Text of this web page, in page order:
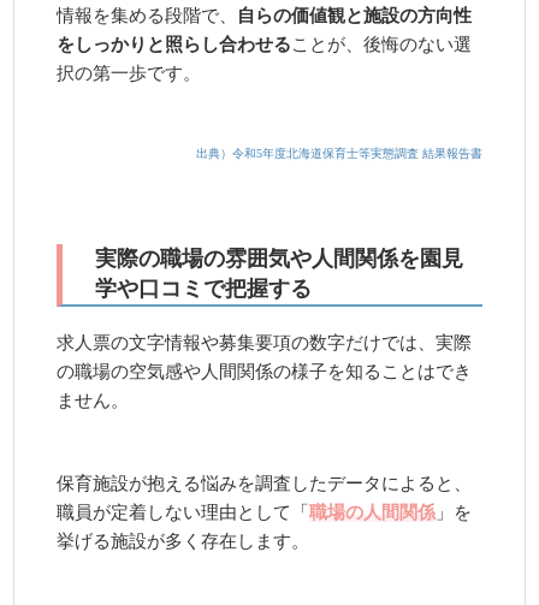
情報を集める段階で、
自らの価値観と施設の方向性
をしっかりと照らし合わせることが、後悔のない選
択の第一歩です。
出典）令和5年度北海道保育士等実態調査 結果報告書
実際の職場の雰囲気や人間関係を園見
学や口コミで把握する
求人票の文字情報や募集要項の数字だけでは、実際
の職場の空気感や人間関係の様子を知ることはでき
ません。
保育施設が抱える悩みを調査したデータによると、
職員が定着しない理由として「職場の人間関係 」を
挙げる施設が多く存在します。